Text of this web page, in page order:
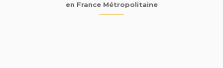
en France Métropolitaine